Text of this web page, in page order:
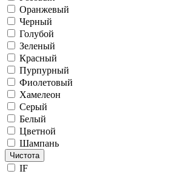
Оранжевый
Черный
Голубой
Зеленый
Красный
Пурпурный
Фиолетовый
Хамелеон
Серый
Белый
Цветной
Шампань
Чистота
IF